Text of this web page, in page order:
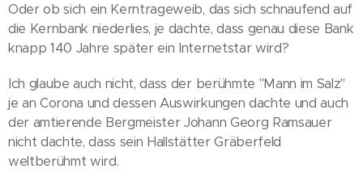
Oder ob sich ein Kerntrageweib, das sich schnaufend auf
die Kernbank niederlies, je dachte, dass genau diese Bank
knapp 140 Jahre später ein Internetstar wird?
Ich glaube auch nicht, dass der berühmte "Mann im Salz"
je an Corona und dessen Auswirkungen dachte und auch
der amtierende Bergmeister Johann Georg Ramsauer
nicht dachte, dass sein Hallstätter Gräberfeld
weltberühmt wird.